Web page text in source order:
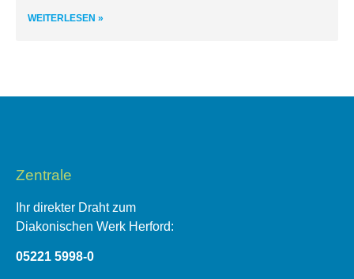
WEITERLESEN »
Zentrale
Ihr direkter Draht zum
Diakonischen Werk Herford:
05221 5998-0